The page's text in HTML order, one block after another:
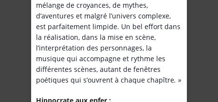
mélange de croyances, de mythes,
d’aventures et malgré l’univers complexe,
est parfaitement limpide. Un bel effort dans
la réalisation, dans la mise en scène,
l’interprétation des personnages, la
musique qui accompagne et rythme les
différentes scènes, autant de fenêtres
poétiques qui s’ouvrent à chaque chapître. »